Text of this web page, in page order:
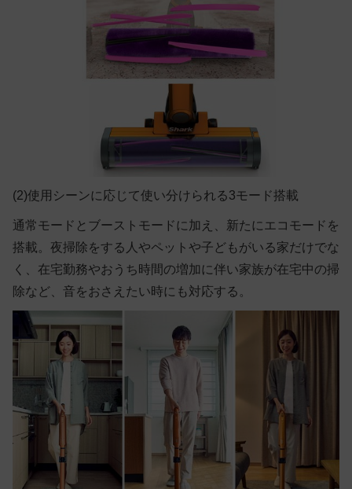
(2)使用シーンに応じて使い分けられる3モード搭載
通常モードとブーストモードに加え、新たにエコモードを
搭載。夜掃除をする人やペットや子どもがいる家だけでな
く、在宅勤務やおうち時間の増加に伴い家族が在宅中の掃
除など、音をおさえたい時にも対応する。